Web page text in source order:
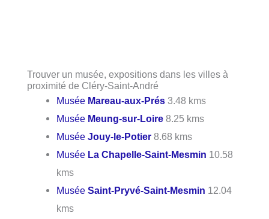
Trouver un musée, expositions dans les villes à
proximité de Cléry-Saint-André
Musée Mareau-aux-Prés 3.48 kms
Musée Meung-sur-Loire 8.25 kms
MuséeJouy-le-Potier 8.68 kms
Musée La Chapelle-Saint-Mesmin 10.58
kms
MuséeSaint-Pryvé-Saint-Mesmin 12.04
kms